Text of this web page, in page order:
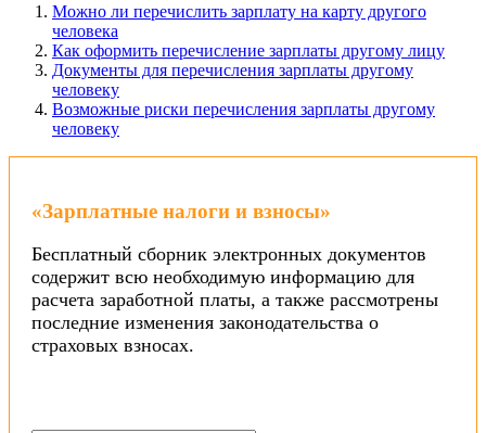
Можно ли перечислить зарплату на карту другого
человека
Как оформить перечисление зарплаты другому лицу
Документы для перечисления зарплаты другому
человеку
Возможные риски перечисления зарплаты другому
человеку
«Зарплатные налоги и взносы»
Бесплатный сборник электронных документов
содержит всю необходимую информацию для
расчета заработной платы, а также рассмотрены
последние изменения законодательства о
страховых взносах.